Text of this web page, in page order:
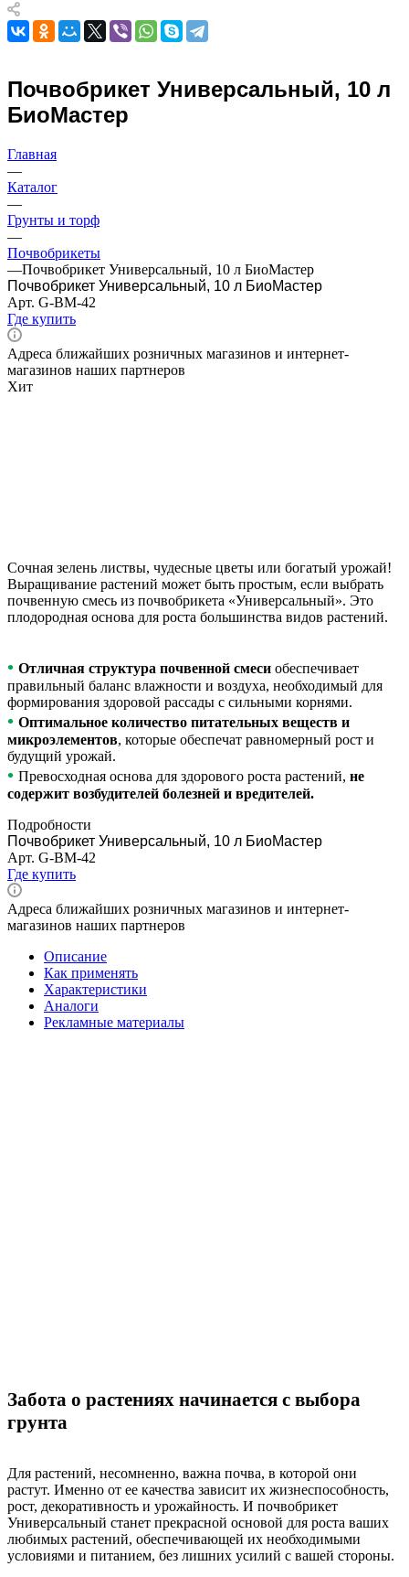
Почвобрикет Универсальный, 10 л
БиоМастер
Главная
—
Каталог
—
Грунты и торф
—
Почвобрикеты
—Почвобрикет Универсальный, 10 л БиоМастер
Почвобрикет Универсальный, 10 л БиоМастер
Арт. G-BM-42
Где купить
Адреса ближайших розничных магазинов и интернет-
магазинов наших партнеров
Хит
Сочная зелень листвы, чудесные цветы или богатый урожай!
Выращивание растений может быть простым, если выбрать
почвенную смесь из почвобрикета «Универсальный». Это
плодородная основа для роста большинства видов растений.
• Отличная структура почвенной смеси обеспечивает
правильный баланс влажности и воздуха, необходимый для
формирования здоровой рассады с сильными корнями.
• Оптимальное количество питательных веществ и
микроэлементов, которые обеспечат равномерный рост и
будущий урожай.
• Превосходная основа для здорового роста растений, не
содержит возбудителей болезней и вредителей.
Подробности
Почвобрикет Универсальный, 10 л БиоМастер
Арт. G-BM-42
Где купить
Адреса ближайших розничных магазинов и интернет-
магазинов наших партнеров
Описание
Как применять
Характеристики
Аналоги
Рекламные материалы
Забота о растениях начинается с выбора
грунта
Для растений, несомненно, важна почва, в которой они
растут. Именно от ее качества зависит их жизнеспособность,
рост, декоративность и урожайность. И почвобрикет
Универсальный станет прекрасной основой для роста ваших
любимых растений, обеспечивающей их необходимыми
условиями и питанием, без лишних усилий с вашей стороны.